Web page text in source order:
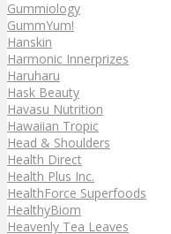
Gummiology
GummYum!
Hanskin
Harmonic Innerprizes
Haruharu
Hask Beauty
Havasu Nutrition
Hawaiian Tropic
Head & Shoulders
Health Direct
Health Plus Inc.
HealthForce Superfoods
HealthyBiom
Heavenly Tea Leaves